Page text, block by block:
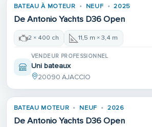
BATEAU À MOTEUR NEUF 2025
De Antonio Yachts D36 Open
2 × 400 ch 11,5 m × 3,4 m
VENDEUR PROFESSIONNEL
Uni bateaux
20090 AJACCIO
BATEAU MOTEUR NEUF 2026
De Antonio Yachts D36 Open